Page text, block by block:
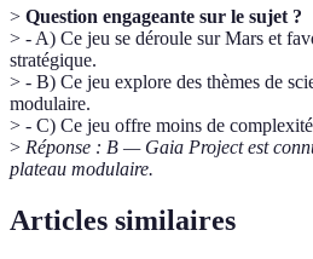
> Question engageante sur le sujet ?
> - A) Ce jeu se déroule sur Mars et
stratégique.
> - B) Ce jeu explore des thèmes de
modulaire.
> - C) Ce jeu offre moins de
> Réponse : B — Gaia Project est
plateau modulaire.
Articles similaires